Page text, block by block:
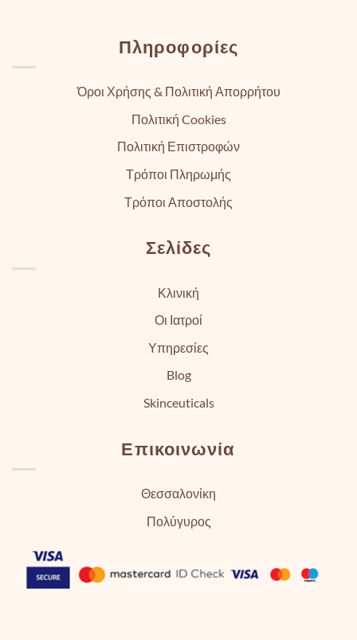
Πληροφορίες
Όροι Χρήσης & Πολιτική Απορρήτου
Πολιτική Cookies
Πολιτική Επιστροφών
Τρόποι Πληρωμής
Τρόποι Αποστολής
Σελίδες
Κλινική
Οι Ιατροί
Υπηρεσίες
Blog
Skinceuticals
Επικοινωνία
Θεσσαλονίκη
Πολύγυρος